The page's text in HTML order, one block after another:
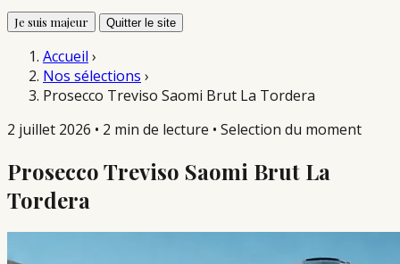
Je suis majeur Quitter le site
Accueil ›
Nos sélections ›
Prosecco Treviso Saomi Brut La Tordera
2 juillet 2026 • 2 min de lecture • Selection du moment
Prosecco Treviso Saomi Brut La
Tordera